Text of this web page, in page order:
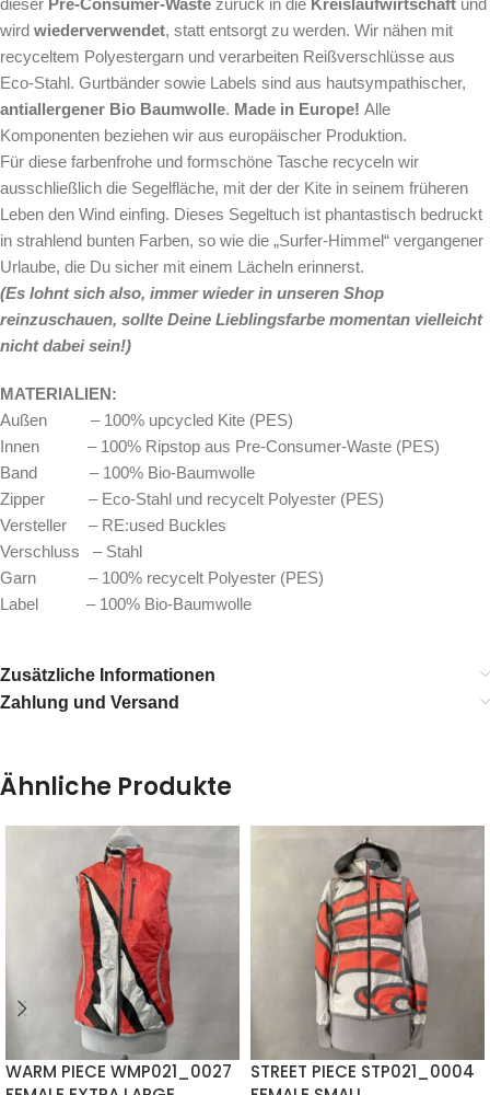
dieser Pre-Consumer-Waste zurück in die Kreislaufwirtschaft und
wird wiederverwendet, statt entsorgt zu werden. Wir nähen mit
recyceltem Polyestergarn und verarbeiten Reißverschlüsse aus
Eco-Stahl. Gurtbänder sowie Labels sind aus hautsympathischer,
antiallergener Bio Baumwolle. Made in Europe! Alle
Komponenten beziehen wir aus europäischer Produktion.
Für diese farbenfrohe und formschöne Tasche recyceln wir
ausschließlich die Segelfläche, mit der der Kite in seinem früheren
Leben den Wind einfing. Dieses Segeltuch ist phantastisch bedruckt
in strahlend bunten Farben, so wie die „Surfer-Himmel“ vergangener
Urlaube, die Du sicher mit einem Lächeln erinnerst.
(Es lohnt sich also, immer wieder in unseren Shop
reinzuschauen, sollte Deine Lieblingsfarbe momentan vielleicht
nicht dabei sein!)
MATERIALIEN:
Außen – 100% upcycled Kite (PES)
Innen – 100% Ripstop aus Pre-Consumer-Waste (PES)
Band – 100% Bio-Baumwolle
Zipper – Eco-Stahl und recycelt Polyester (PES)
Versteller – RE:used Buckles
Verschluss – Stahl
Garn – 100% recycelt Polyester (PES)
Label – 100% Bio-Baumwolle
Zusätzliche Informationen
Zahlung und Versand
Ähnliche Produkte
WARM PIECE WMP021_0027
STREET PIECE STP021_0004